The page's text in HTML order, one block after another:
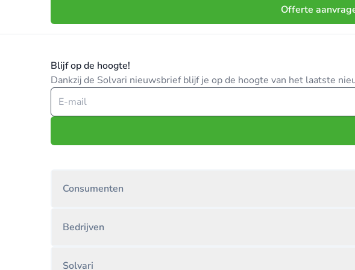
Offerte
Blijf op de hoogte!
Dankzij de Solvari nieuwsbrief blijf je op de hoogte van het laatste
Consumenten
Bedrijven
Solvari